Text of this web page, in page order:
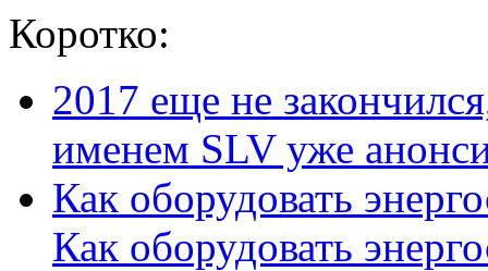
Коротко:
2017 еще не
именем SLV уже
Как оборудовать
Как оборудовать